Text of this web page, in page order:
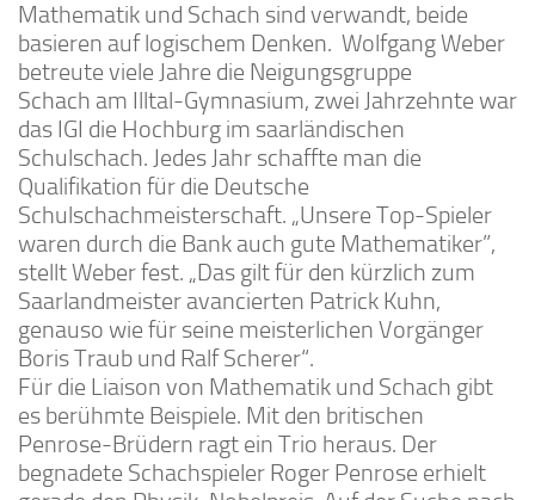
Mathematik und Schach sind verwandt, beide
basieren auf logischem Denken. Wolfgang Weber
betreute viele Jahre die Neigungsgruppe
Schach am Illtal-Gymnasium, zwei Jahrzehnte war
das IGI die Hochburg im saarländischen
Schulschach. Jedes Jahr schaffte man die
Qualifikation für die Deutsche
Schulschachmeisterschaft. „Unsere Top-Spieler
waren durch die Bank auch gute Mathematiker”,
stellt Weber fest. „Das gilt für den kürzlich zum
Saarlandmeister avancierten Patrick Kuhn,
genauso wie für seine meisterlichen Vorgänger
Boris Traub und Ralf Scherer“.
Für die Liaison von Mathematik und Schach gibt
es berühmte Beispiele. Mit den britischen
Penrose-Brüdern ragt ein Trio heraus. Der
begnadete Schachspieler Roger Penrose erhielt